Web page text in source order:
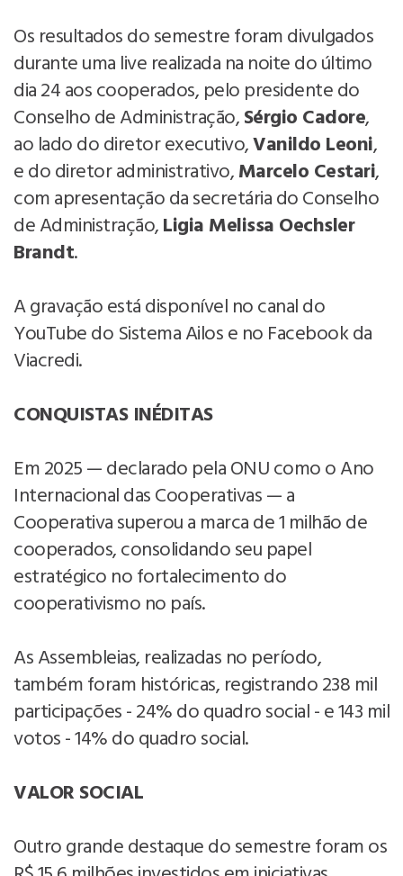
Os resultados do semestre foram divulgados
durante uma live realizada na noite do último
dia 24 aos cooperados, pelo presidente do
Conselho de Administração,Sérgio Cadore,
ao lado do diretor executivo,Vanildo Leoni,
e do diretor administrativo,Marcelo Cestari,
com apresentação da secretária do Conselho
de Administração,Ligia Melissa Oechsler
Brandt.
A gravação está disponível no canal do
YouTube do Sistema Ailos e no Facebook da
Viacredi.
CONQUISTAS INÉDITAS
Em 2025 — declarado pela ONU como o Ano
Internacional das Cooperativas — a
Cooperativa superou a marca de 1 milhão de
cooperados, consolidando seu papel
estratégico no fortalecimento do
cooperativismo no país.
As Assembleias, realizadas no período,
também foram históricas, registrando 238 mil
participações - 24% do quadro social - e 143 mil
votos - 14% do quadro social.
VALOR SOCIAL
Outro grande destaque do semestre foram os